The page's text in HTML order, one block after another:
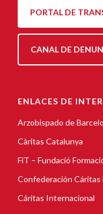
PORTAL DE
CANAL DE
ENLACES DE
Arzobispado de
Càritas Catalunya
FiT – Fundació
Confederación Cáritas
Cáritas Internacional